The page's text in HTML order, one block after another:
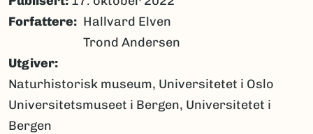
Forfattere
Hallvard Elven
Trond Andersen
Utgiver
Naturhistorisk museum, Universitetet i Oslo
Universitetsmuseet i Bergen, Universitetet i
Bergen